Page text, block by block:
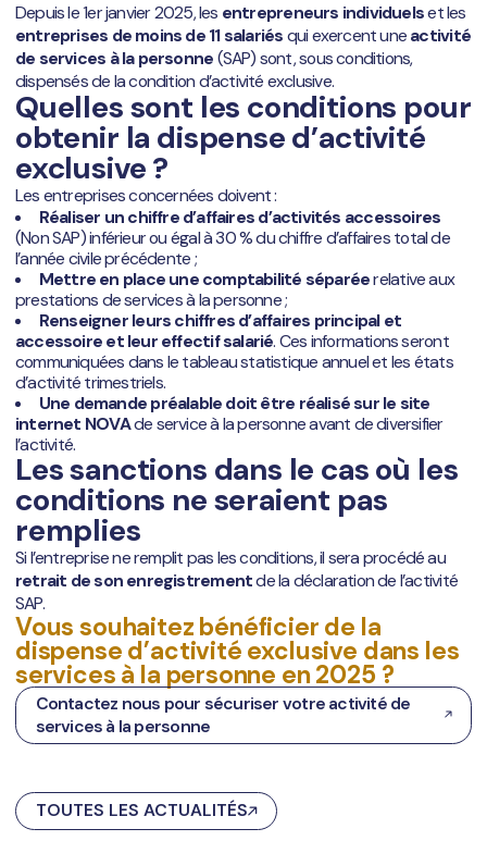
Depuis le 1er janvier 2025, les entrepreneurs individuelset les
entreprises de moins de 11 salariésqui exercent uneactivité
de services à la personne(SAP) sont, sous conditions,
dispensés de la condition d’activité exclusive.
Quelles sont les conditions pour
obtenir la dispense d’activité
exclusive ?
Les entreprises concernées doivent :
Réaliser un chiffre d’affaires d’activités accessoires
(Non SAP) inférieur ou égal à 30 % du chiffre d’affaires total de
l’année civile précédente ;
Mettre en place une comptabilité séparéerelative aux
prestations de services à la personne ;
Renseigner leurs chiffres d’affaires principal et
accessoire et leur effectif salarié. Ces informations seront
communiquées dans le tableau statistique annuel et les états
d’activité trimestriels.
Une demande préalable doit être réalisé sur le site
internet NOVAde service à la personne avant de diversifier
l’activité.
Les sanctions dans le cas où les
conditions ne seraient pas
remplies
Si l’entreprise ne remplit pas les conditions, il sera procédé au
retrait de son enregistrementde la déclaration de l’activité
SAP.
Vous souhaitez bénéficier de la
dispense d’activité exclusive dans les
services à la personne en 2025 ?
Contactez nous pour sécuriser votre activité de
services à la personne
TOUTES LES ACTUALITÉS